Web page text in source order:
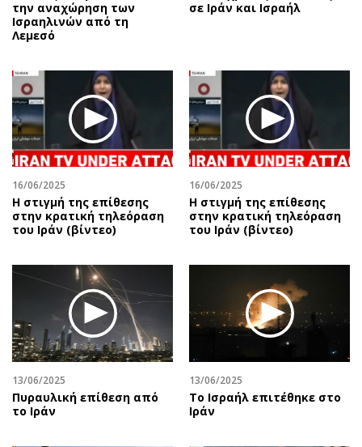
την αναχώρηση των
Ισραηλινών από τη
Λεμεσό
σε Ιράν και Ισραήλ
16/06/2025
Η στιγμή της επίθεσης
στην κρατική τηλεόραση
του Ιράν (βίντεο)
16/06/2025
Η στιγμή της επίθεσης
στην κρατική τηλεόραση
του Ιράν (βίντεο)
13/06/2025
Πυραυλική επίθεση από
το Ιράν
13/06/2025
To Ισραήλ επιτέθηκε στο
Ιράν